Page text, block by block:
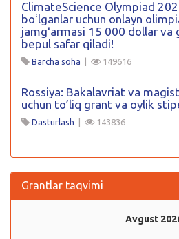
ClimateScience Olympiad
boʻlganlar uchun onlayn
jamgʻarmasi 15 000 dollar va
bepul safar qiladi!
Barcha soha | 149616
Rossiya: Bakalavriat va
uchun to’liq grant va oylik
Dasturlash | 143836
Grantlar taqvimi
Avgust